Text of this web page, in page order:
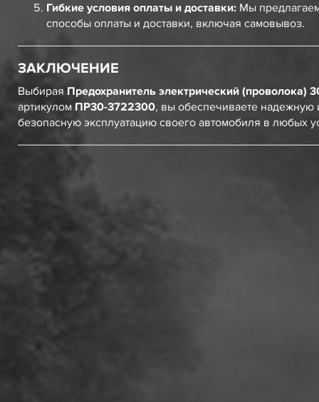
Гибкие условия оплаты и доставки: Мы
способы оплаты и доставки, включая самовывоз.
ЗАКЛЮЧЕНИЕ
Выбирая Предохранитель электрический (проволока)
артикулом ПР30-3722300, вы обеспечиваете надежную
безопасную эксплуатацию своего автомобиля в любых